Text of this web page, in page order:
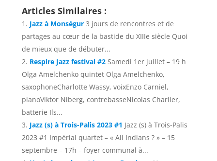
Articles Similaires :
Jazz à Monségur 3 jours de rencontres et de
partages au cœur de la bastide du XIIIe siècle Quoi
de mieux que de débuter...
Respire Jazz festival #2 Samedi 1er juillet – 19 h
Olga Amelchenko quintet Olga Amelchenko,
saxophoneCharlotte Wassy, voixEnzo Carniel,
pianoViktor Niberg, contrebasseNicolas Charlier,
batterie Ils...
Jazz (s) à Trois-Palis 2023 #1 Jazz (s) à Trois-Palis
2023 #1 Impérial quartet – « All Indians ? » – 15
septembre – 17h – foyer communal à...